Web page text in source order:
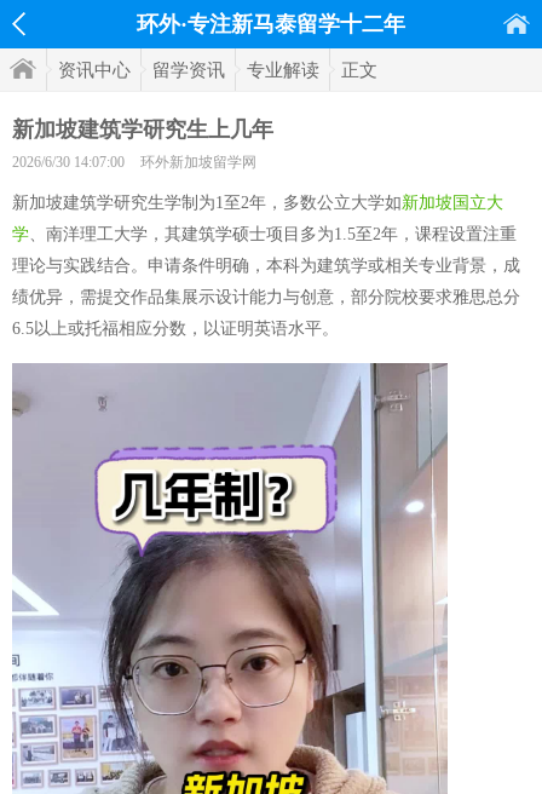
环外·专注新马泰留学十二年
资讯中心 留学资讯 专业解读 正文
新加坡建筑学研究生上几年
2026/6/30 14:07:00 环外新加坡留学网
新加坡建筑学研究生学制为1至2年，多数公立大学如新加坡国立大
学、南洋理工大学，其建筑学硕士项目多为1.5至2年，课程设置注重
理论与实践结合。申请条件明确，本科为建筑学或相关专业背景，成
绩优异，需提交作品集展示设计能力与创意，部分院校要求雅思总分
6.5以上或托福相应分数，以证明英语水平。